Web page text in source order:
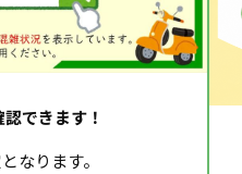
できます！
なります。